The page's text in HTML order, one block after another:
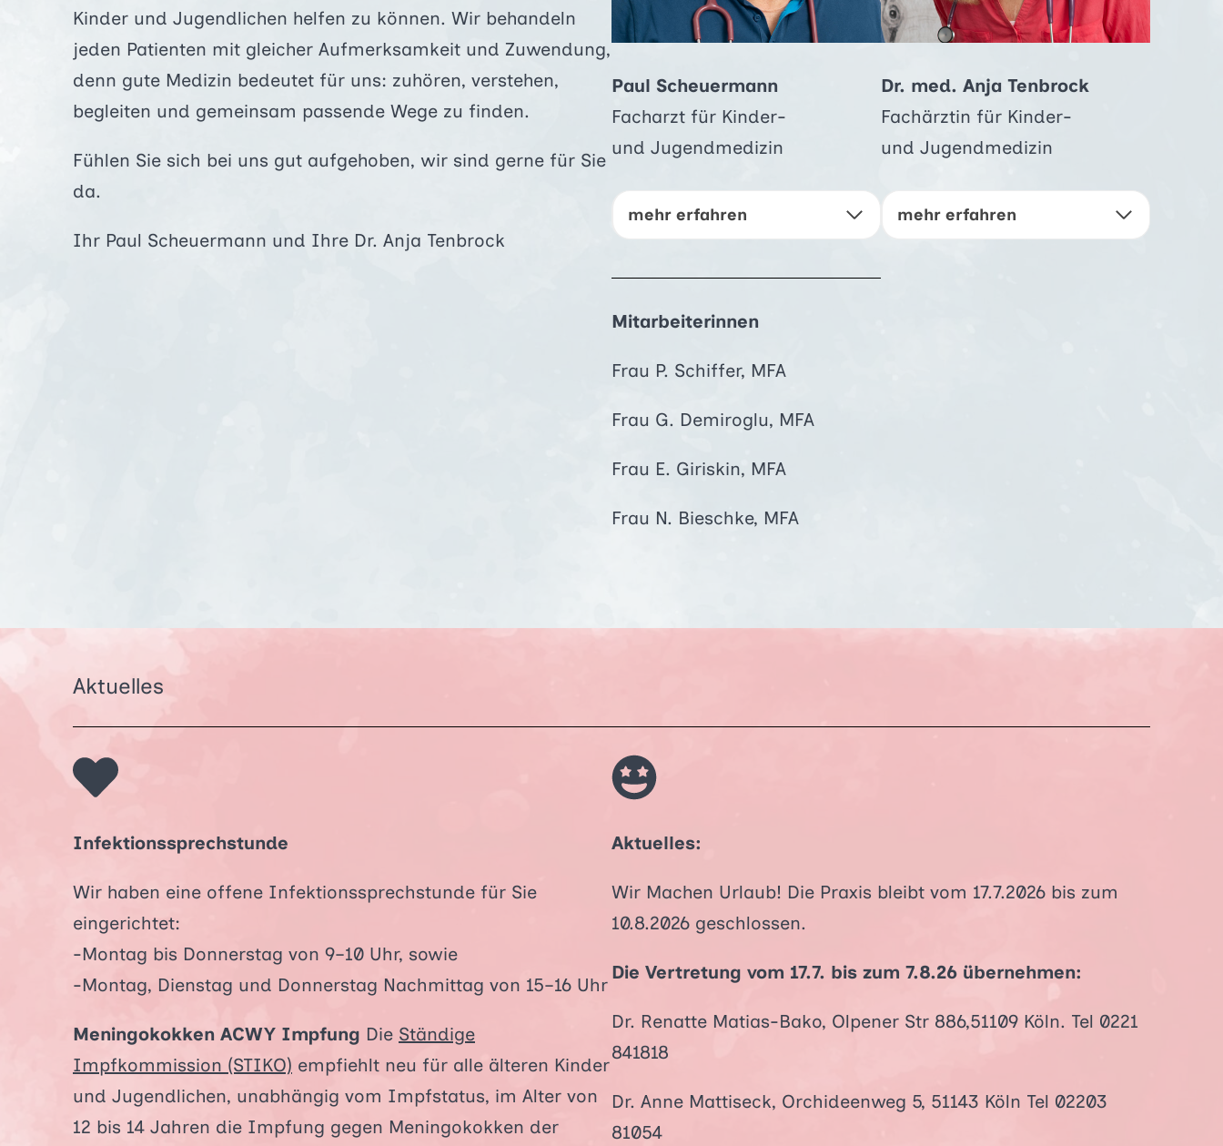
Kinder und Jugendlichen helfen zu können. Wir behandeln
jeden Patienten mit gleicher Aufmerksamkeit und Zuwendung,
denn gute Medizin bedeutet für uns: zuhören, verstehen,
begleiten und gemeinsam passende Wege zu finden.
Fühlen Sie sich bei uns gut aufgehoben, wir sind gerne für Sie
da.
Ihr Paul Scheuermann und Ihre Dr. Anja Tenbrock
Paul Scheuermann
Facharzt für Kinder-
und Jugendmedizin
mehr erfahren
Dr. med. Anja Tenbrock
Fachärztin für Kinder-
und Jugendmedizin
mehr erfahren
Mitarbeiterinnen
Frau P. Schiffer, MFA
Frau G. Demiroglu, MFA
Frau E. Giriskin, MFA
Frau N. Bieschke, MFA
Aktuelles
Infektionssprechstunde
Wir haben eine offene Infektionssprechstunde für Sie
eingerichtet:
-Montag bis Donnerstag von 9–10 Uhr, sowie
-Montag, Dienstag und Donnerstag Nachmittag von 15–16 Uhr
Meningokokken ACWY Impfung Die Ständige
Impfkommission (STIKO) empfiehlt neu für alle älteren Kinder
und Jugendlichen, unabhängig vom Impfstatus, im Alter von
12 bis 14 Jahren die Impfung gegen Meningokokken der
Aktuelles:
Wir Machen Urlaub! Die Praxis bleibt vom 17.7.2026 bis zum
10.8.2026 geschlossen.
Die Vertretung vom 17.7. bis zum 7.8.26 übernehmen:
Dr. Renatte Matias-Bako, Olpener Str 886,51109 Köln. Tel 0221
841818
Dr. Anne Mattiseck, Orchideenweg 5, 51143 Köln Tel 02203
81054